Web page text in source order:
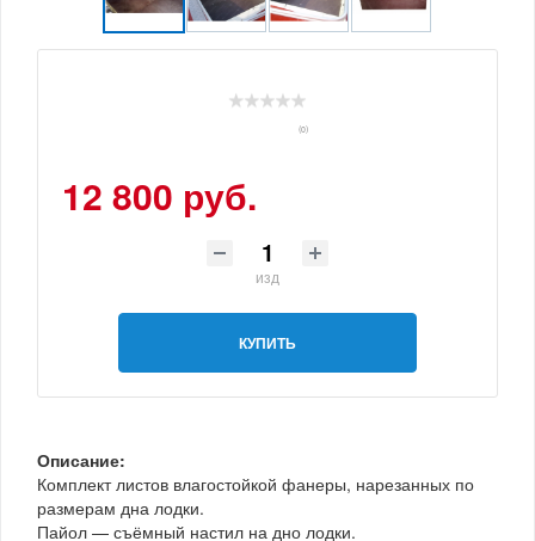
(0)
12 800 руб.
изд
КУПИТЬ
Описание:
Комплект листов влагостойкой фанеры, нарезанных по
размерам дна лодки.
Пайол — съёмный настил на дно лодки.